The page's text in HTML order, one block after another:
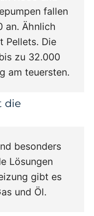
fallen
an. Ähnlich
Pellets. Die
zu 32.000
am teuersten.
die
besonders
Lösungen
gibt es
und Öl.